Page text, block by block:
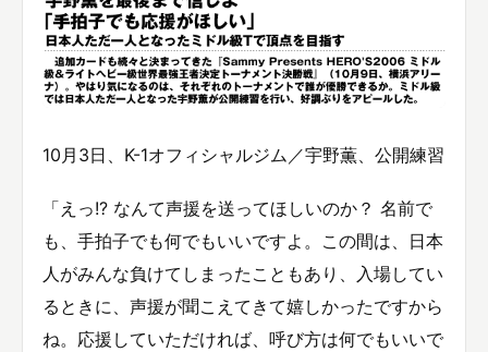
10月3日、K-1オフィシャルジム／宇野薫、公開練習
「えっ!? なんて声援を送ってほしいのか？ 名前で
も、手拍子でも何でもいいですよ。この間は、日本
人がみんな負けてしまったこともあり、入場してい
るときに、声援が聞こえてきて嬉しかったですから
ね。応援していただければ、呼び方は何でもいいで